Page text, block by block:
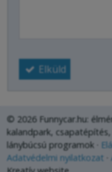
Elküld
© 2026 Funnycar.hu:
kalandpark,
lánybúcsú programok
Adatvédelmi nyilatkozat